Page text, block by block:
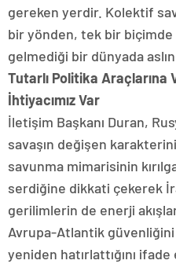
gereken yerdir. Kolektif
bir yönden, tek bir
gelmediği bir dünyada
Tutarlı Politika Araçlarına
İhtiyacımız Var
İletişim Başkanı Duran,
savaşın değişen
savunma mimarisinin
serdiğine dikkati çekerek
gerilimlerin de enerji
Avrupa-Atlantik
yeniden hatırlattığını